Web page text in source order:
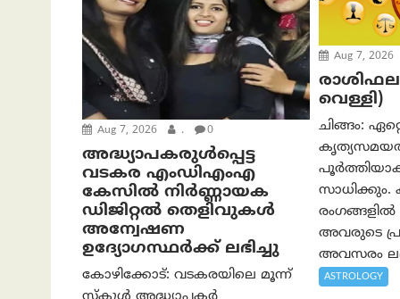
Aug 7, 2026 . 0
അദ്ധ്യാപകരുള്‍പ്പെട്ട
വടകര എംഡി‌എം‌എ
കേസില്‍ നിര്‍ണ്ണായക
ഡിജിറ്റല്‍ തെളിവുകള്‍
അന്വേഷണ
ഉദ്യോഗസ്ഥര്‍ക്ക് ലഭിച്ചു
കോഴിക്കോട്: വടകരയിലെ മൂന്ന്
Aug 7, 2026
രാശിഫലം
വെള്ളി)
ചിങ്ങം:
സാധിക്കും.
അവരുടെ
അവസരം
ASTROLOGY